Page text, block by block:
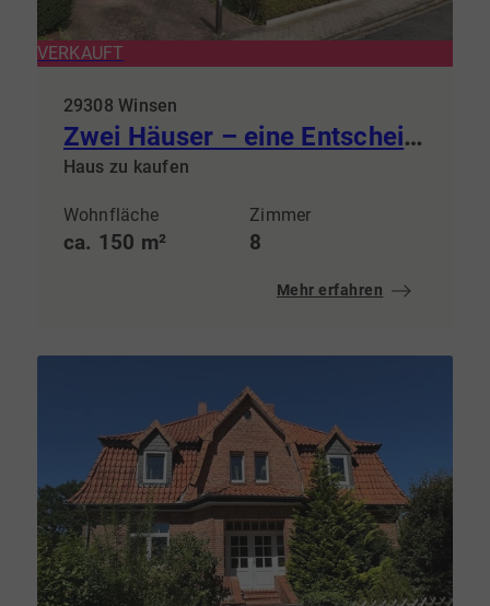
VERKAUFT
29308 Winsen
Zwei Häuser – eine Entscheidung: Selbst einziehen & Mieteinnahmen sichern.
Haus zu kaufen
Wohnfläche
ca. 150 m²
Zimmer
8
Mehr erfahren